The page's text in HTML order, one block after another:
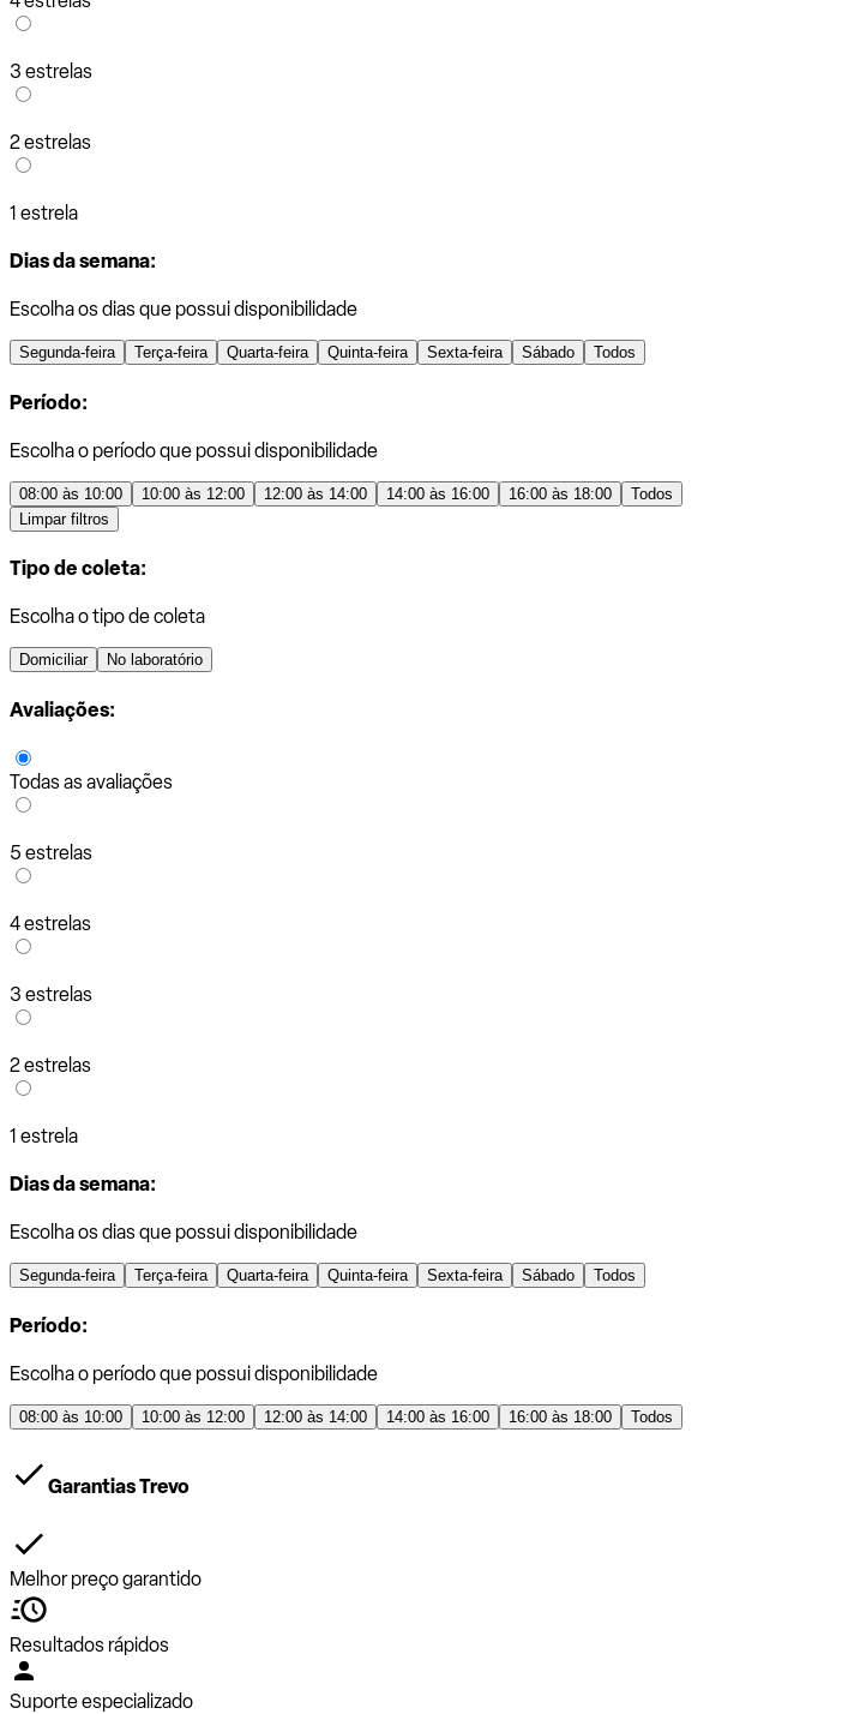
3 estrelas
2 estrelas
1 estrela
Dias da semana:
Escolha os dias que possui disponibilidade
Segunda-feira Terça-feira Quarta-feira Quinta-feira Sexta-feira Sábado Todos
Período:
Escolha o período que possui disponibilidade
08:00 às 10:00 10:00 às 12:00 12:00 às 14:00 14:00 às 16:00 16:00 às 18:00
Todos
Limpar filtros
Tipo de coleta:
Escolha o tipo de coleta
Domiciliar No laboratório
Avaliações:
Todas as avaliações
5 estrelas
4 estrelas
3 estrelas
2 estrelas
1 estrela
Dias da semana:
Escolha os dias que possui disponibilidade
Segunda-feira Terça-feira Quarta-feira Quinta-feira Sexta-feira Sábado Todos
Período:
Escolha o período que possui disponibilidade
08:00 às 10:00 10:00 às 12:00 12:00 às 14:00 14:00 às 16:00 16:00 às 18:00 Todos
Garantias Trevo
Melhor preço garantido
Resultados rápidos
Suporte especializado